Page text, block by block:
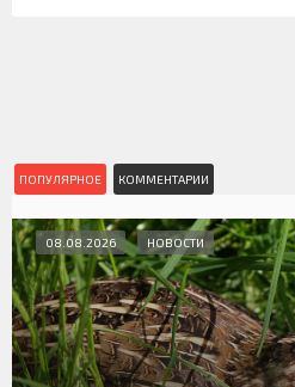
ПОПУЛЯРНОЕ КОММЕНТАРИИ
08.08.2026 НОВОСТИ